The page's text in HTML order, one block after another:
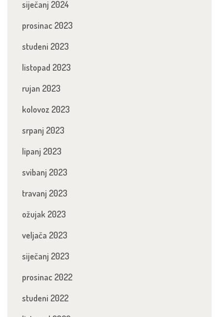
siječanj 2024
prosinac 2023
studeni 2023
listopad 2023
rujan 2023
kolovoz 2023
srpanj 2023
lipanj 2023
svibanj 2023
travanj 2023
ožujak 2023
veljača 2023
siječanj 2023
prosinac 2022
studeni 2022